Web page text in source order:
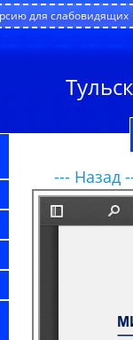
для слабовидящих
--- Назад